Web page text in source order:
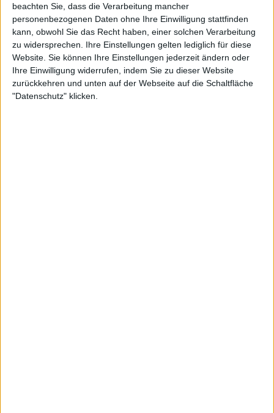
beachten Sie, dass die Verarbeitung mancher
personenbezogenen Daten ohne Ihre Einwilligung stattfinden
kann, obwohl Sie das Recht haben, einer solchen Verarbeitung
zu widersprechen. Ihre Einstellungen gelten lediglich für diese
Website. Sie können Ihre Einstellungen jederzeit ändern oder
Ihre Einwilligung widerrufen, indem Sie zu dieser Website
zurückkehren und unten auf der Webseite auf die Schaltfläche
"Datenschutz" klicken.
Newsletter abonnieren